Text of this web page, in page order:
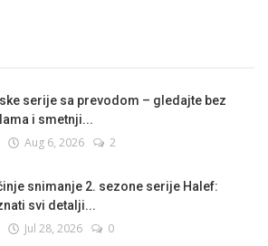
serije sa prevodom – gledajte bez
i smetnji...
Aug 6, 2026 2
snimanje 2. sezone serije Halef:
svi detalji...
Jul 28, 2026 0